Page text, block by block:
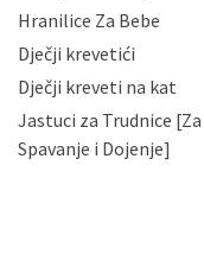
slučajevima koji
da možete u
zatražiti
podataka.
gore navedenu
Hranilice Za Bebe
Dječji krevetići
Dječji kreveti na kat
Jastuci za Trudnice [Za
Spavanje i Dojenje]